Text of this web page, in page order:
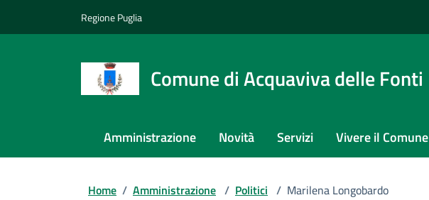
Regione Puglia
Comune di Acquaviva delle Fonti
Amministrazione Novità Servizi Vivere il Comune
Home / Amministrazione / Politici / Marilena Longobardo